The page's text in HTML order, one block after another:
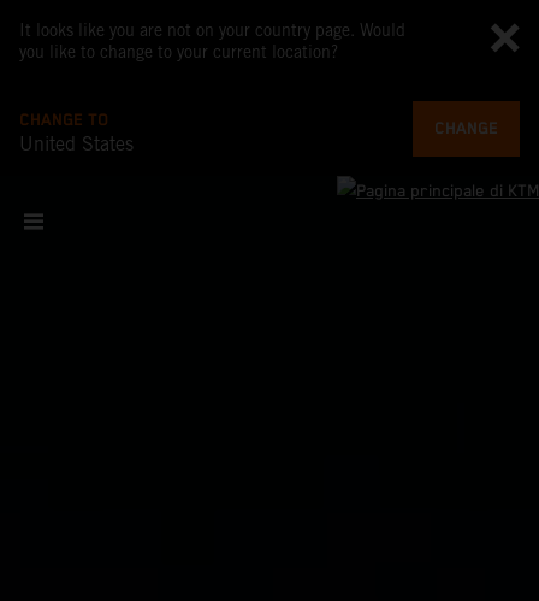
It looks like you are not on your country page. Would
you like to change to your current location?
CHANGE TO
United States
CHANGE